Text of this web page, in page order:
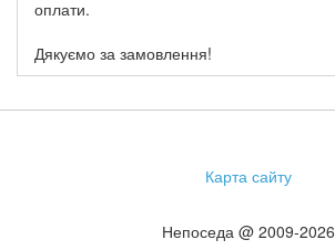
оплати.
Дякуємо за замовлення!
Карта сайту
Непоседа @ 2009-2026